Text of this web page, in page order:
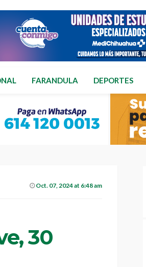
FARANDULA DEPORTES
Oct. 07, 2024 at 6:48 am
30